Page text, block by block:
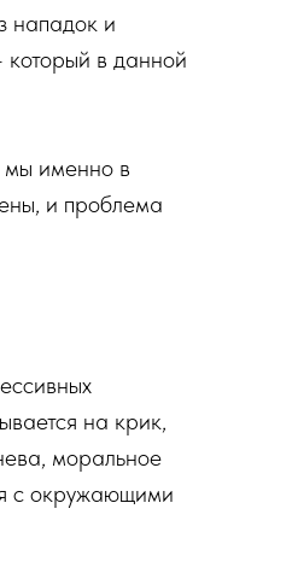
нападок и
который в данной
мы именно в
и проблема
на крик,
моральное
с окружающими